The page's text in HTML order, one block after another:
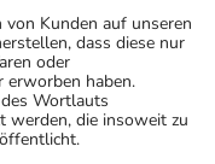
Kunden auf unseren
dass diese nur
oder
erworben haben.
Wortlauts
die insoweit zu